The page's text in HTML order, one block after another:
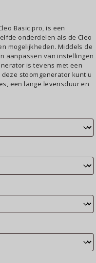
Basic pro, is een
onderdelen als de Cleo
mogelijkheden. Middels de
aanpassen van instellingen
is tevens met een
stoomgenerator kunt u
een lange levensduur en